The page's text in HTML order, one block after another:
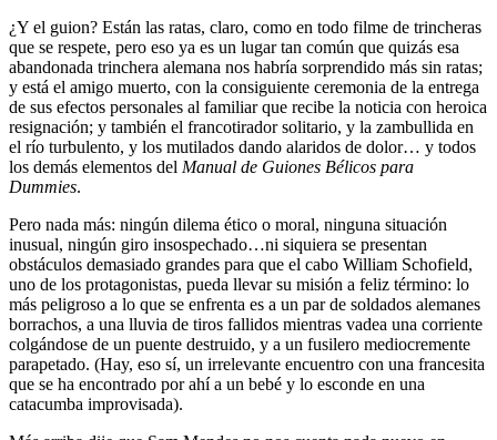
¿Y el guion? Están las ratas, claro, como en todo filme de trincheras
que se respete, pero eso ya es un lugar tan común que quizás esa
abandonada trinchera alemana nos habría sorprendido más sin ratas;
y está el amigo muerto, con la consiguiente ceremonia de la entrega
de sus efectos personales al familiar que recibe la noticia con heroica
resignación; y también el francotirador solitario, y la zambullida en
el río turbulento, y los mutilados dando alaridos de dolor… y todos
los demás elementos del Manual de Guiones Bélicos para
Dummies.
Pero nada más: ningún dilema ético o moral, ninguna situación
inusual, ningún giro insospechado…ni siquiera se presentan
obstáculos demasiado grandes para que el cabo William Schofield,
uno de los protagonistas, pueda llevar su misión a feliz término: lo
más peligroso a lo que se enfrenta es a un par de soldados alemanes
borrachos, a una lluvia de tiros fallidos mientras vadea una corriente
colgándose de un puente destruido, y a un fusilero mediocremente
parapetado. (Hay, eso sí, un irrelevante encuentro con una francesita
que se ha encontrado por ahí a un bebé y lo esconde en una
catacumba improvisada).